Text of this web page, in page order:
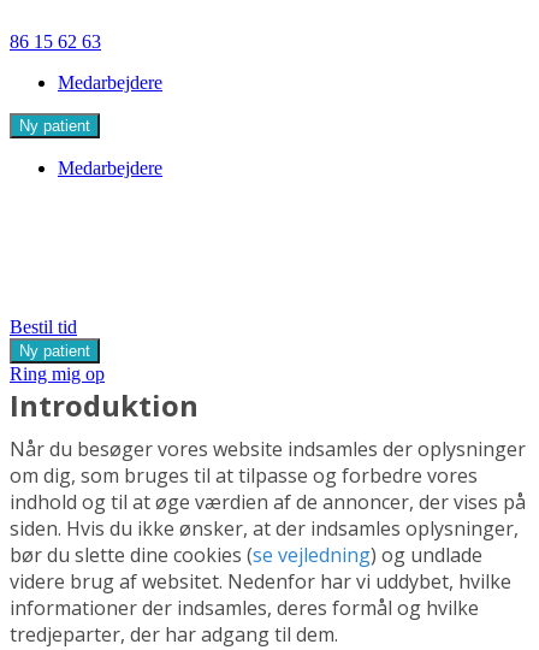
86 15 62 63
Medarbejdere
Ny patient
Medarbejdere
Bestil tid
Ny patient
Ring mig op
Introduktion
Når du besøger vores website indsamles der oplysninger
om dig, som bruges til at tilpasse og forbedre vores
indhold og til at øge værdien af de annoncer, der vises på
siden. Hvis du ikke ønsker, at der indsamles oplysninger,
bør du slette dine cookies (se vejledning) og undlade
videre brug af websitet. Nedenfor har vi uddybet, hvilke
informationer der indsamles, deres formål og hvilke
tredjeparter, der har adgang til dem.